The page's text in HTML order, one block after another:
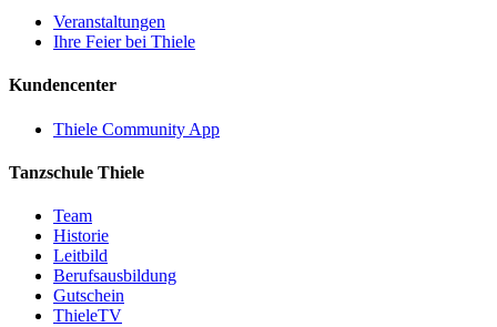
Veranstaltungen
Ihre Feier bei Thiele
Kundencenter
Thiele Community App
Tanzschule Thiele
Team
Historie
Leitbild
Berufsausbildung
Gutschein
ThieleTV